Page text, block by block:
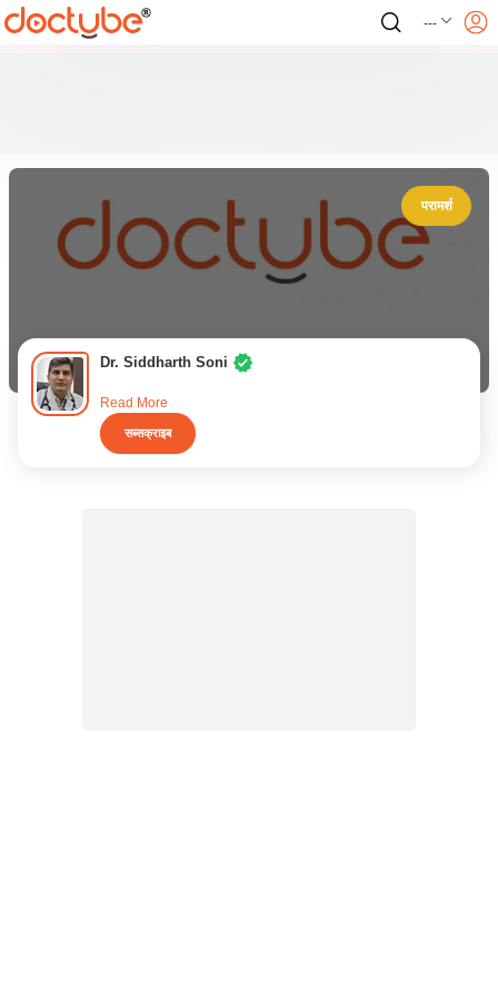
---
परामर्श
Dr. Siddharth Soni
Read More
सब्सक्राइब